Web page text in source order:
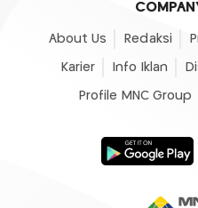
About Us Redaksi
Karier Info Iklan
Profile MNC Group